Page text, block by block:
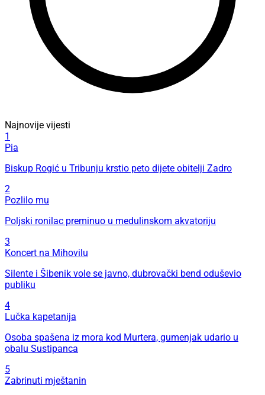
Najnovije vijesti
1
Pia
Biskup Rogić u Tribunju krstio peto dijete obitelji Zadro
2
Pozlilo mu
Poljski ronilac preminuo u medulinskom akvatoriju
3
Koncert na Mihovilu
Silente i Šibenik vole se javno, dubrovački bend oduševio
publiku
4
Lučka kapetanija
Osoba spašena iz mora kod Murtera, gumenjak udario u
obalu Sustipanca
5
Zabrinuti mještanin